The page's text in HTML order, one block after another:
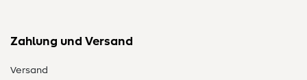
Zahlung und Versand
Versand